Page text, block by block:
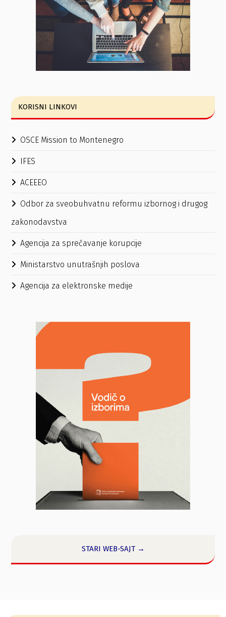
KORISNI LINKOVI
OSCE Mission to Montenegro
IFES
ACEEEO
Odbor za sveobuhvatnu reformu izbornog i drugog
zakonodavstva
Agencija za sprečavanje korupcije
Ministarstvo unutrašnjih poslova
Agencija za elektronske medije
STARI WEB-SAJT →